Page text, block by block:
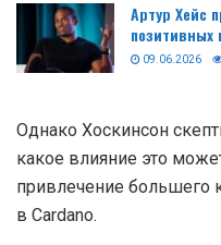
Артур Хейс
позитивных
09.06.2026
Однако Хоскинсон
какое влияние это
привлечение большего
в Cardano.